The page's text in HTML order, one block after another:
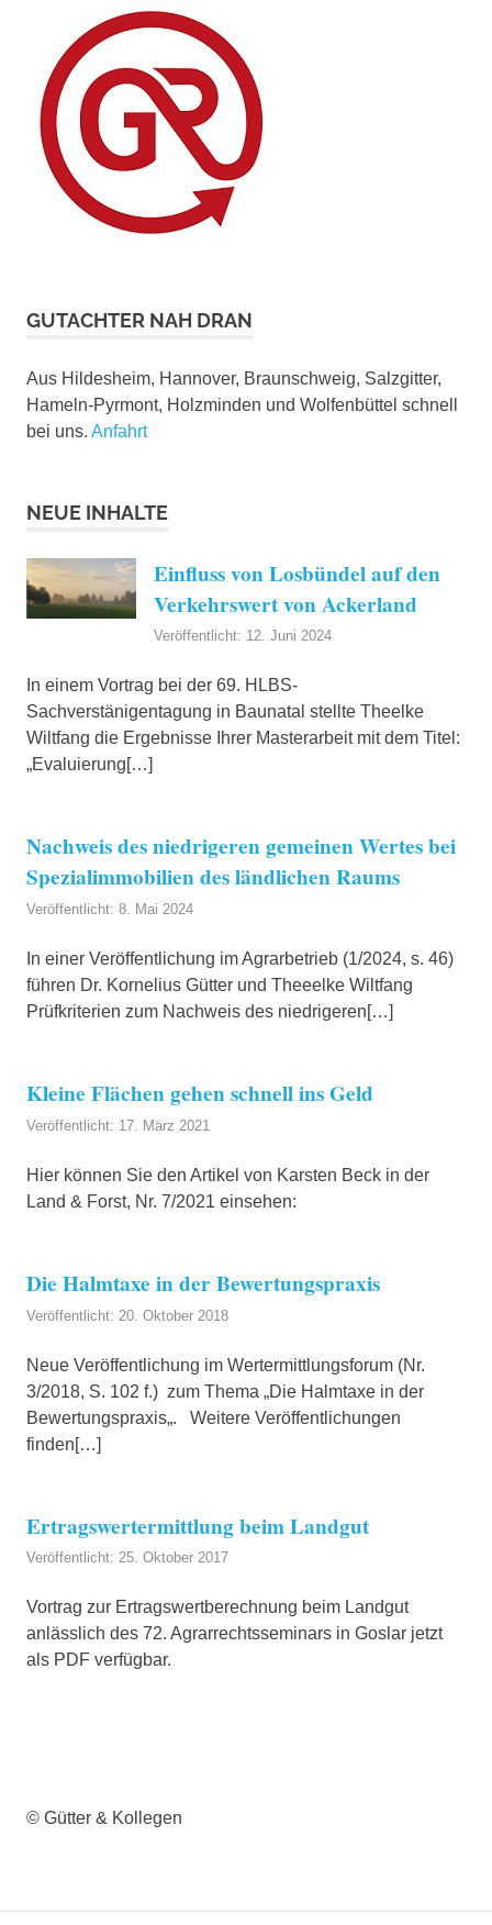
GUTACHTER NAH DRAN
Aus Hildesheim, Hannover, Braunschweig, Salzgitter,
Hameln-Pyrmont, Holzminden und Wolfenbüttel schnell
bei uns. Anfahrt
NEUE INHALTE
Einfluss von Losbündel auf den
Verkehrswert von Ackerland
Veröffentlicht: 12. Juni 2024
In einem Vortrag bei der 69. HLBS-
Sachverstänigentagung in Baunatal stellte Theelke
Wiltfang die Ergebnisse Ihrer Masterarbeit mit dem Titel:
„Evaluierung[…]
Nachweis des niedrigeren gemeinen Wertes bei
Spezialimmobilien des ländlichen Raums
Veröffentlicht: 8. Mai 2024
In einer Veröffentlichung im Agrarbetrieb (1/2024, s. 46)
führen Dr. Kornelius Gütter und Theeelke Wiltfang
Prüfkriterien zum Nachweis des niedrigeren[…]
Kleine Flächen gehen schnell ins Geld
Veröffentlicht: 17. März 2021
Hier können Sie den Artikel von Karsten Beck in der
Land & Forst, Nr. 7/2021 einsehen:
Die Halmtaxe in der Bewertungspraxis
Veröffentlicht: 20. Oktober 2018
Neue Veröffentlichung im Wertermittlungsforum (Nr.
3/2018, S. 102 f.) zum Thema „Die Halmtaxe in der
Bewertungspraxis„. Weitere Veröffentlichungen
finden[…]
Ertragswertermittlung beim Landgut
Veröffentlicht: 25. Oktober 2017
Vortrag zur Ertragswertberechnung beim Landgut
anlässlich des 72. Agrarrechtsseminars in Goslar jetzt
als PDF verfügbar.
© Gütter & Kollegen